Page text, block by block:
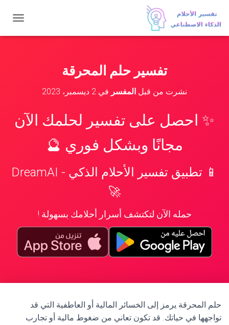
ب
ل
تفسير حلم المحرقة
نشرت من قبل المفسر في 2 ديسمبر، 2023
✨ احصل على تفسير لحلمك الآن
مجانًا وبشكل فوري 🔮
📱 تطبيق تفسير الأحلام الذكي - DreamAI
🚀
حمله الآن لتكتشف أسرار أحلامك بسهولة !
حلم المحرقة يرمز إلى الخسائر المالية أو العاطفية التي قد
تواجهها في حياتك. قد تكون تعاني من ضغوط مالية أو تجارب